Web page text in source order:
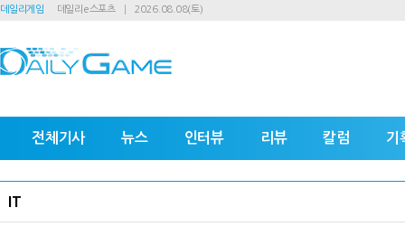
데일리게임 데일리e스포츠 2026.08.08(토)
전체기사 뉴스 인터뷰 리뷰 칼럼 기
IT